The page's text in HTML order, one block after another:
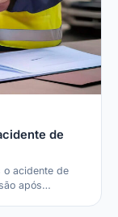
de
acidente de
após…